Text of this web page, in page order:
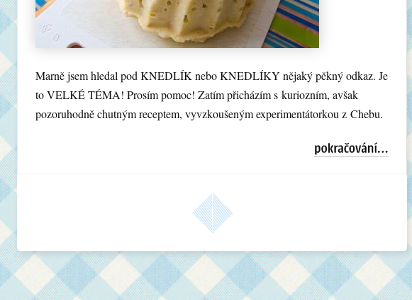
Marně jsem hledal pod KNEDLÍK nebo KNEDLÍKY nějaký pěkný odkaz. Je
to VELKÉ TÉMA! Prosím pomoc! Zatím přicházím s kuriozním, avšak
pozoruhodně chutným receptem, vyvzkoušeným experimentátorkou z Chebu.